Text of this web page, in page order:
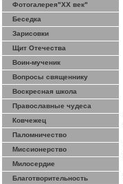
Фотогалерея"ХХ век"
Беседка
Зарисовки
Щит Отечества
Воин-мученик
Вопросы священнику
Воскресная школа
Православные чудеса
Ковчежец
Паломничество
Миссионерство
Милосердие
Благотворительность